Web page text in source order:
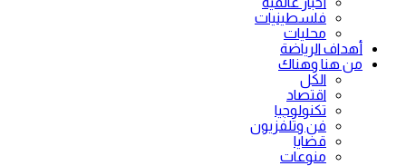
فلسطينيات
محليات
أهداف الرياضة
من هنا وهناك
الكل
اقتصاد
تكنولوجيا
فن وتلفزيون
قضايا
منوعات